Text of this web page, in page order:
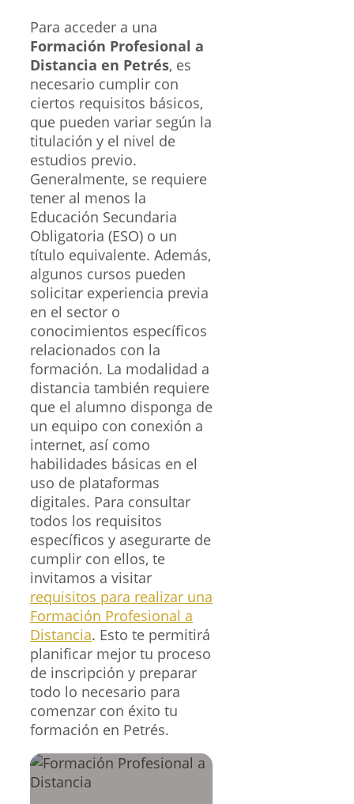
Para acceder a una
Formación Profesional a
Distancia en Petrés, es
necesario cumplir con
ciertos requisitos básicos,
que pueden variar según la
titulación y el nivel de
estudios previo.
Generalmente, se requiere
tener al menos la
Educación Secundaria
Obligatoria (ESO) o un
título equivalente. Además,
algunos cursos pueden
solicitar experiencia previa
en el sector o
conocimientos específicos
relacionados con la
formación. La modalidad a
distancia también requiere
que el alumno disponga de
un equipo con conexión a
internet, así como
habilidades básicas en el
uso de plataformas
digitales. Para consultar
todos los requisitos
específicos y asegurarte de
cumplir con ellos, te
invitamos a visitar
requisitos para realizar una
Formación Profesional a
Distancia. Esto te permitirá
planificar mejor tu proceso
de inscripción y preparar
todo lo necesario para
comenzar con éxito tu
formación en Petrés.